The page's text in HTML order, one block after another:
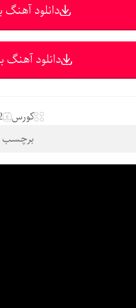
دانلود آهنگ
دانلود آهنگ
کورس 12
برچسب